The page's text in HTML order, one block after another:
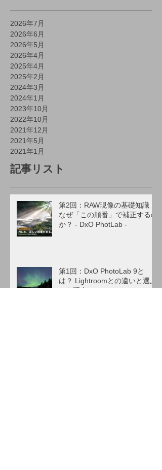
2026年7月
2026年6月
2026年5月
2026年4月
2025年4月
2025年2月
2024年3月
2024年1月
2023年10月
2022年10月
2021年12月
2021年5月
2021年1月
記事リスト
第2回：RAW現像の基礎知識｜
なぜ「この順番」で補正するの
か？ - DxO PhotLab -
第1回：DxO PhotoLab 9と
は？ Lightroomとの違いと選ぶ
べき理由